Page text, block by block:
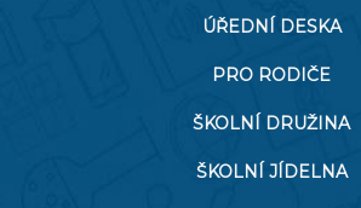
ÚŘEDNÍ DESKA
PRO RODIČE
ŠKOLNÍ DRUŽINA
ŠKOLNÍ JÍDELNA